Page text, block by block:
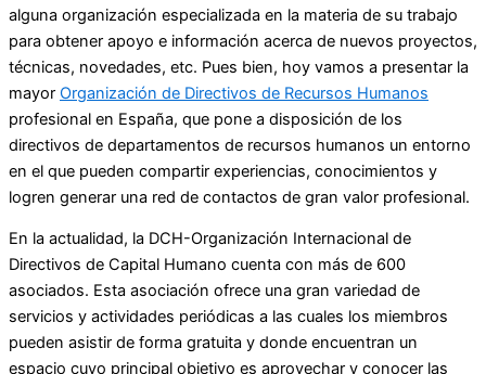
alguna organización especializada en la materia de su trabajo
para obtener apoyo e información acerca de nuevos proyectos,
técnicas, novedades, etc. Pues bien, hoy vamos a presentar la
mayor Organización de Directivos de Recursos Humanos
profesional en España, que pone a disposición de los
directivos de departamentos de recursos humanos un entorno
en el que pueden compartir experiencias, conocimientos y
logren generar una red de contactos de gran valor profesional.
En la actualidad, la DCH-Organización Internacional de
Directivos de Capital Humano cuenta con más de 600
asociados. Esta asociación ofrece una gran variedad de
servicios y actividades periódicas a las cuales los miembros
pueden asistir de forma gratuita y donde encuentran un
espacio cuyo principal objetivo es aprovechar y conocer las